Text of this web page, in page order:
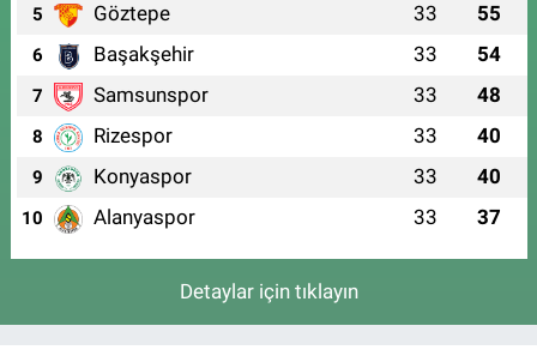
5 Göztepe 33 55
6 Başakşehir 33 54
7 Samsunspor 33 48
8 Rizespor 33 40
9 Konyaspor 33 40
10 Alanyaspor 33 37
Detaylar için tıklayın